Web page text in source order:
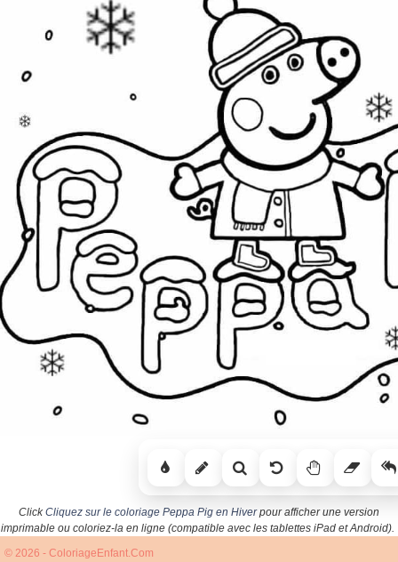
ClickCliquez sur le coloriage Peppa Pig en Hiverpour afficher une version
imprimable ou coloriez-la en ligne (compatible avec les tablettes iPad et Android).
© 2026 - ColoriageEnfant.Com